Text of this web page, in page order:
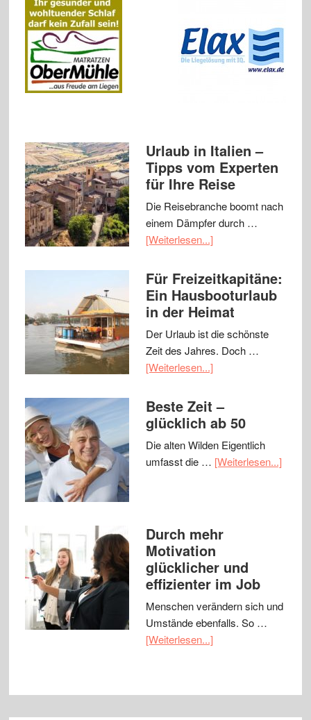
Urlaub in Italien –
Tipps vom Experten
für Ihre Reise
Die Reisebranche boomt nach
einem Dämpfer durch …
[Weiterlesen...]
Für Freizeitkapitäne:
Ein Hausbooturlaub
in der Heimat
Der Urlaub ist die schönste
Zeit des Jahres. Doch …
[Weiterlesen...]
Beste Zeit –
glücklich ab 50
Die alten Wilden Eigentlich
umfasst die … [Weiterlesen...]
Durch mehr
Motivation
glücklicher und
effizienter im Job
Menschen verändern sich und
Umstände ebenfalls. So …
[Weiterlesen...]